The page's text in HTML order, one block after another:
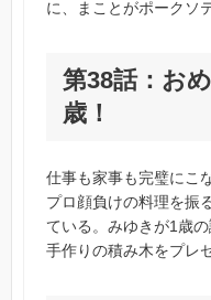
に、まことがポークソ
第38話：お
歳！
仕事も家事も完璧にこ
プロ顔負けの料理を振
ている。みゆきが1歳
手作りの積み木をプレ